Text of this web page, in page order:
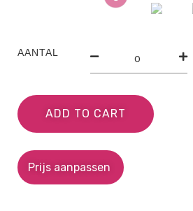
AANTAL
ADD TO CART
Prijs aanpassen